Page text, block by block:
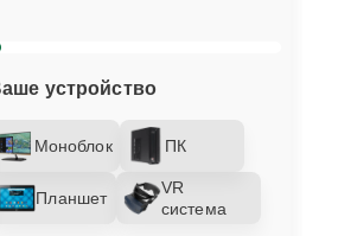
устройство
Моноблок ПК
Планшет
VR
система